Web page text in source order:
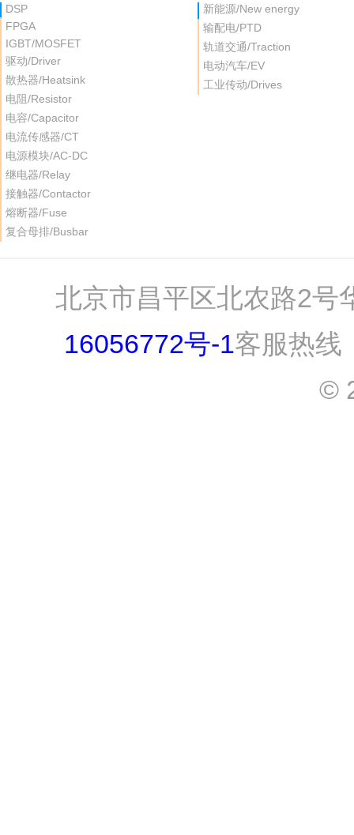
DSP
FPGA
IGBT/MOSFET
驱动/Driver
散热器/Heatsink
电阻/Resistor
电容/Capacitor
电流传感器/CT
电源模块/AC-DC
继电器/Relay
接触器/Contactor
熔断器/Fuse
复合母排/Busbar
新能源/New energy
输配电/PTD
轨道交通/Traction
电动汽车/EV
工业传动/Drives
北京市昌平区北农路2
16056772号-1客服热
©